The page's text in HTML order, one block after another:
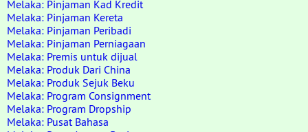
Melaka: Pinjaman Kad Kredit
Melaka: Pinjaman Kereta
Melaka: Pinjaman Peribadi
Melaka: Pinjaman Perniagaan
Melaka: Premis untuk dijual
Melaka: Produk Dari China
Melaka: Produk Sejuk Beku
Melaka: Program Consignment
Melaka: Program Dropship
Melaka: Pusat Bahasa